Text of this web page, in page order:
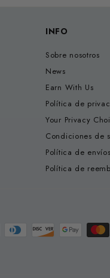
INFO
Sobre nosotros
News
Earn With Us
Política de
Your Privacy
Condiciones de
Política de envíos
Política de